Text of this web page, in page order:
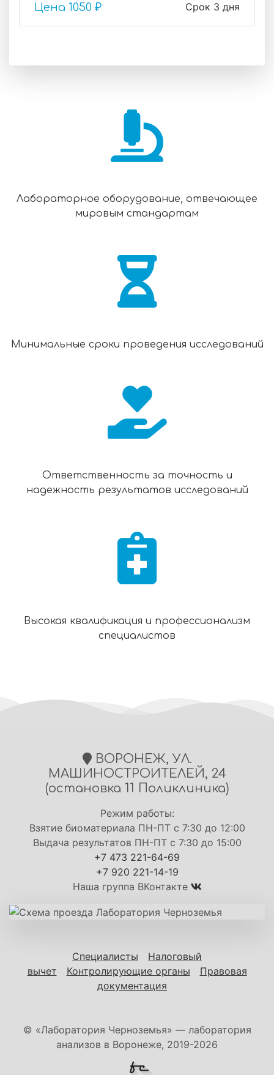
Срок 3 дня
Цена 1050 ₽
Лабораторное оборудование, отвечающее
мировым стандартам
Минимальные сроки проведения исследований
Ответственность за точность и
надежность результатов исследований
Высокая квалификация и профессионализм
специалистов
ВОРОНЕЖ, УЛ.
МАШИНОСТРОИТЕЛЕЙ, 24
(остановка 11 Поликлиника)
Режим работы:
Взятие биоматериала ПН-ПТ с 7:30 до 12:00
Выдача результатов ПН-ПТ с 7:30 до 15:00
+7 473 221-64-69
+7 920 221-14-19
Наша группа ВКонтакте
Специалисты
Налоговый
вычет
Контролирующие органы
Правовая
документация
© «Лаборатория Черноземья» — лаборатория
анализов в Воронеже, 2019-2026